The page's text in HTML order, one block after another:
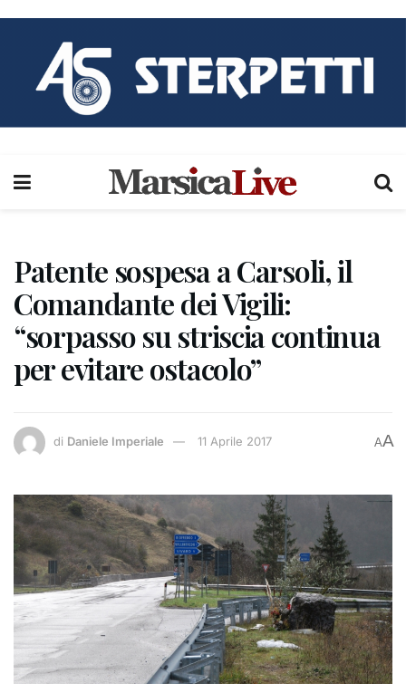
Patente sospesa a Carsoli, il
Comandante dei Vigili:
“sorpasso su striscia continua
per evitare ostacolo”
di Daniele Imperiale 11 Aprile 2017 AA